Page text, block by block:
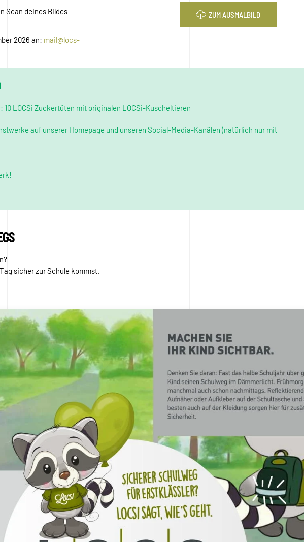
Scan deines Bildes
2026 an: mail@locs-
ZUM AUSMALBILD
10 LOCSi Zuckertüten mit originalen LOCSi-Kuscheltieren
auf unserer Homepage und unseren Social-Media-Kanälen (natürlich nur mit
sicher zur Schule kommst.